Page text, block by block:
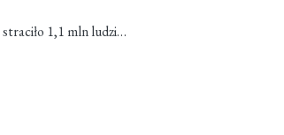
1,1 mln ludzi…